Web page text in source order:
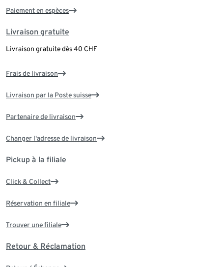
Paiement en espèces
Livraison gratuite
Livraison gratuite dès 40 CHF
Frais de livraison
Livraison par la Poste suisse
Partenaire de livraison
Changer l'adresse de livraison
Pickup à la filiale
Click & Collect
Réservation en filiale
Trouver une filiale
Retour & Réclamation